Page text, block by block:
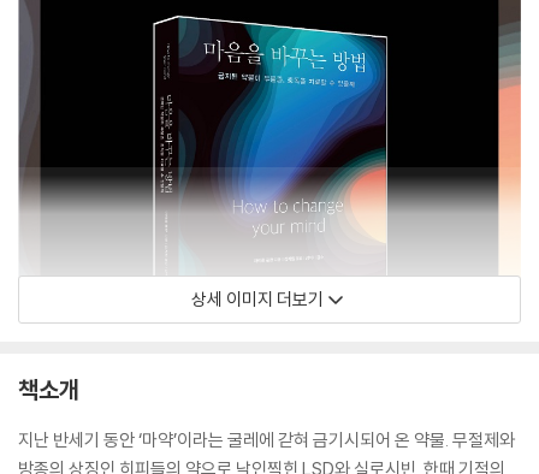
상세 이미지 더보기
책소개
지난 반세기 동안 ‘마약’이라는 굴레에 갇혀 금기시되어 온 약물. 무절제와
방종의 상징인 히피들의 약으로 낙인찍힌 LSD와 실로시빈. 한때 기적의